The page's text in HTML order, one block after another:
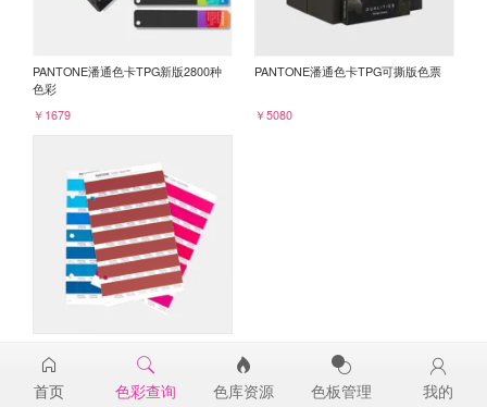
PANTONE潘通色卡TPG新版2800种
色彩
￥1679
PANTONE潘通色卡TPG可撕版色票
￥5080
19-1875TPG
￥98
首页 色彩查询 色库资源 色板管理 我的